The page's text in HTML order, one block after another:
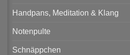
Handpans, Meditation & Klang
Notenpulte
Schnäppchen